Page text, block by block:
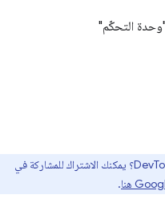
التحكّم"
.